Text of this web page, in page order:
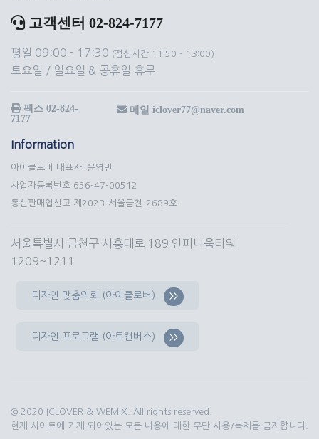
고객센터 02-824-7177
평일 09:00 - 17:30 (점심시간 11:50 - 13:00)
토요일 / 일요일 & 공휴일 휴무
팩스 02-824-
7177
메일 iclover77@naver.com
Information
아이클로버 대표자: 윤영민
사업자등록번호 656-47-00512
통신판매업신고 제2023-서울금천-2689호
서울특별시 금천구 시흥대로 189 인피니움타워
1209~1211
디자인 맞춤의뢰 (아이클로버) >>
디자인 프로그램 (아트캔버스) >>
© 2020 ICLOVER & WEMIX. All rights reserved.
현재 사이트에 기재 되어있는 모든 내용에 대한 무단 사용/복제를 금지합니다.